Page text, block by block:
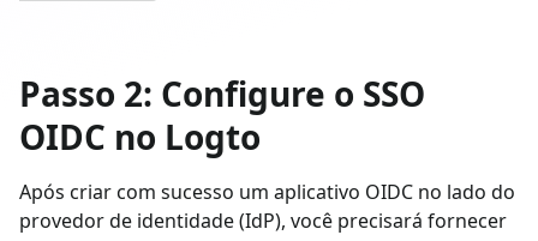
Passo 2: Configure o SSO
OIDC no Logto
Após criar com sucesso um aplicativo OIDC no lado do
provedor de identidade (IdP), você precisará fornecer